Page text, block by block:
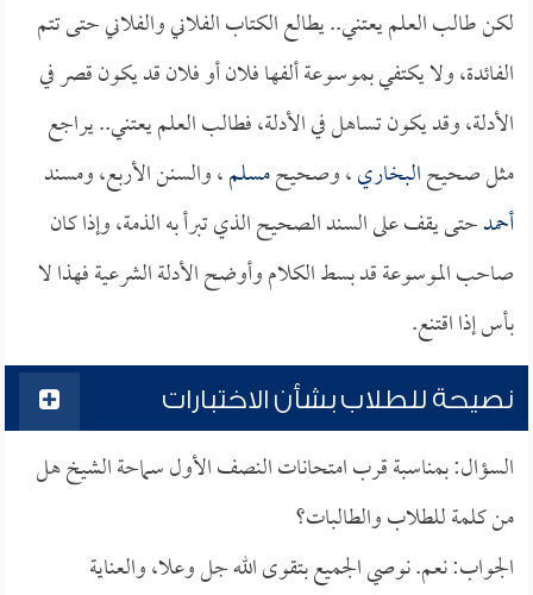
لكن طالب العلم يعتني.. يطالع الكتاب الفلاني والفلاني حتى تتم
الفائدة، ولا يكتفي بموسوعة ألفها فلان أو فلان قد يكون قصر في
الأدلة، وقد يكون تساهل في الأدلة، فطالب العلم يعتني.. يراجع
مثل صحيحالبخاري، وصحيحمسلم، والسنن الأربع، ومسند
أحمدحتى يقف على السند الصحيح الذي تبرأ به الذمة، وإذا كان
صاحب الموسوعة قد بسط الكلام وأوضح الأدلة الشرعية فهذا لا
بأس إذا اقتنع.
نصيحة للطلاب بشأن الاختبارات
السؤال: بمناسبة قرب امتحانات النصف الأول سماحة الشيخ هل
من كلمة للطلاب والطالبات؟
الجواب: نعم. نوصي الجميع بتقوى الله جل وعلا، والعناية